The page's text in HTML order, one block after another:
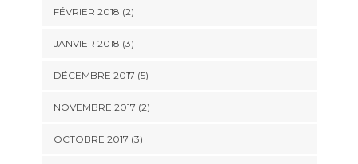
FÉVRIER 2018 (2)
JANVIER 2018 (3)
DÉCEMBRE 2017 (5)
NOVEMBRE 2017 (2)
OCTOBRE 2017 (3)